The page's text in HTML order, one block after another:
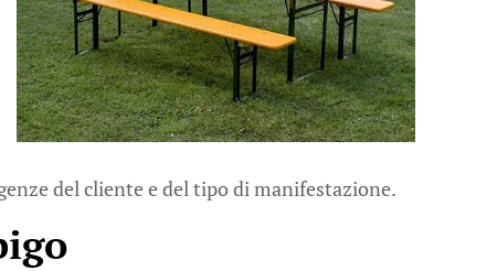
del cliente e del tipo di manifestazione.